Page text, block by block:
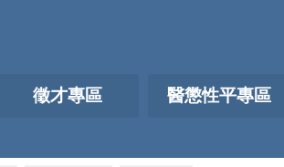
徵才專區 醫懲性平專區